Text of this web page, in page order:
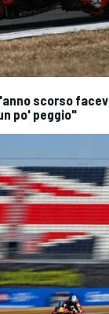
scorso
po' peggio"